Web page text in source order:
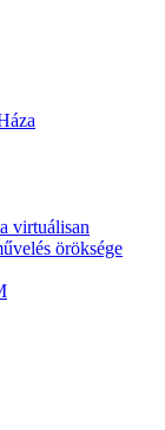
virtuálisan
öröksége